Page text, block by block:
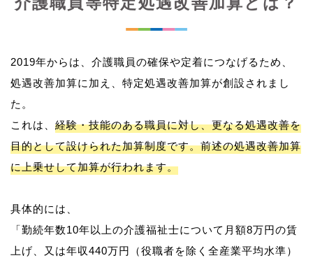
2019年からは、介護職員の確保や定着につなげるため、
処遇改善加算に加え、特定処遇改善加算が創設されまし
た。
これは、 経験・技能のある職員に対し、更なる処遇改善を
目的として設けられた加算制度です。前述の処遇改善加算
に上乗せして加算が行われます。
具体的には、
「勤続年数10年以上の介護福祉士について月額8万円の賃
上げ、又は年収440万円（役職者を除く全産業平均水準）